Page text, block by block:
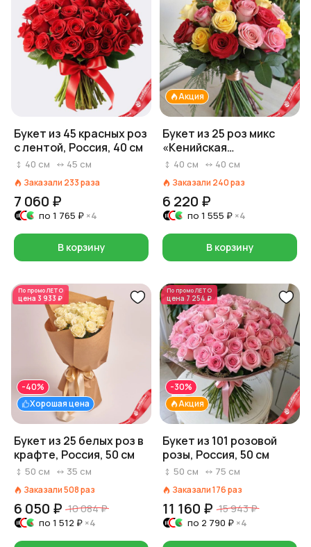
Букет из 45 красных роз
с лентой, Россия, 40 см
40 см 45 см
Заказали 233раза
7 060 ₽
по 1 765 ₽ ×4
В корзину
Акция
Букет из 25 роз микс
«Кенийская
красавица», 40 см
40 см 40 см
Заказали 240раз
6 220 ₽
по 1 555 ₽ ×4
В корзину
По промоЛЕТО
цена 3 933 ₽
Хорошая цена
-40%
Букет из 25 белых роз в
крафте, Россия, 50 см
50 см 35 см
Заказали508раз
6 050 ₽ 10 084 ₽
по 1 512 ₽ ×4
По промоЛЕТО
цена 7 254 ₽
Акция
-30%
Букет из 101 розовой
розы, Россия, 50 см
50 см 75 см
Заказали176раз
11 160 ₽ 15 943 ₽
по 2 790 ₽ ×4